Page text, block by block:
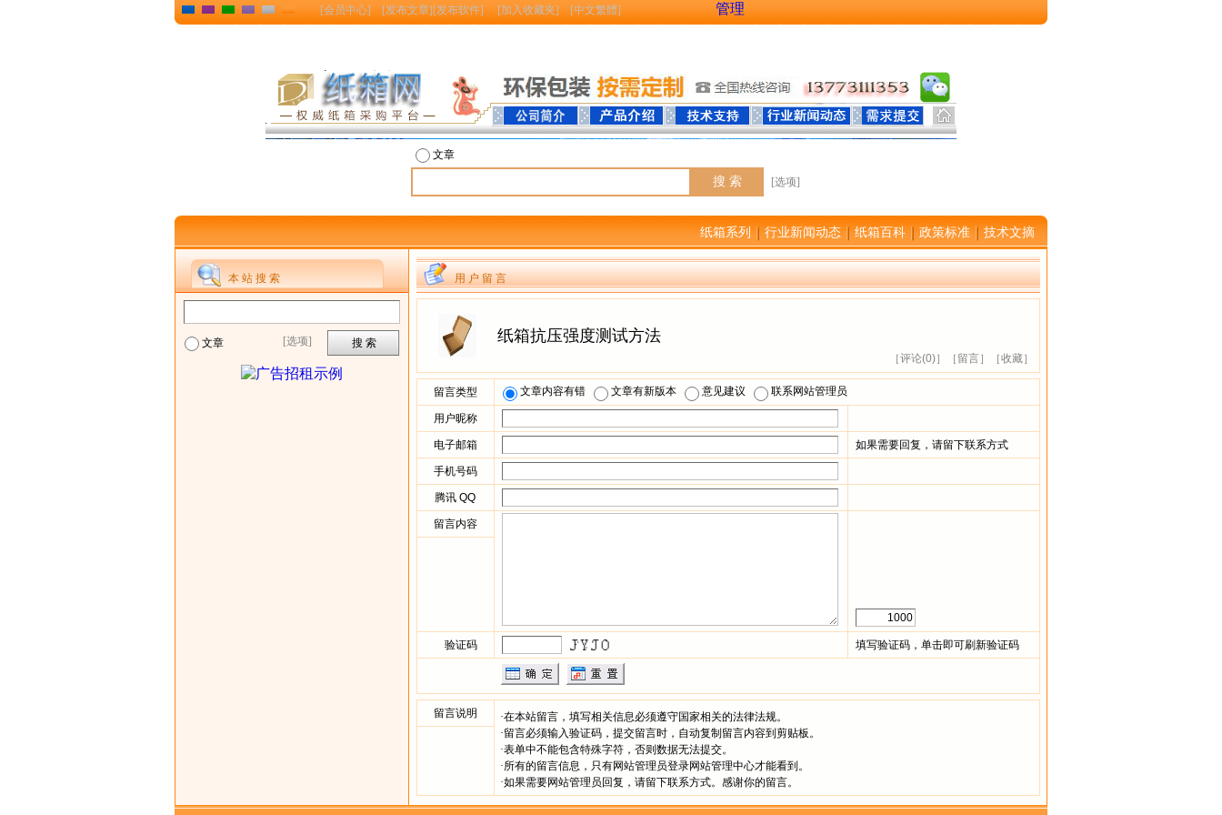
[会员中心] [发布文章][发布软件] [加入收藏夹] [中文繁體] 管理
文章
[选项]
纸箱系列 行业新闻动态 纸箱百科 政策标准 技术文摘
本 站 搜 索
文章 [选项]
用 户 留 言
纸箱抗压强度测试方法
［评论(0)］ ［留言］ ［收藏］
留言类型 文章内容有错 文章有新版本 意见建议 联系网站管理员
用户昵称
电子邮箱 如果需要回复，请留下联系方式
手机号码
腾讯 QQ
留言内容
验证码 填写验证码，单击即可刷新验证码
留言说明
·在本站留言，填写相关信息必须遵守国家相关的法律法规。
·留言必须输入验证码，提交留言时，自动复制留言内容到剪贴板。
·表单中不能包含特殊字符，否则数据无法提交。
·所有的留言信息，只有网站管理员登录网站管理中心才能看到。
·如果需要网站管理员回复，请留下联系方式。感谢你的留言。